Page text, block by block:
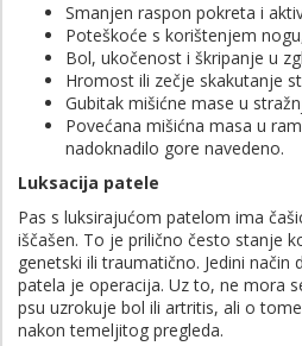
Smanjen raspon pokreta i
Poteškoće s korištenjem
Bol, ukočenost i škripanje u
Hromost ili zečje skakutanje
Gubitak mišićne mase u
Povećana mišićna masa u
nadoknadilo gore navedeno.
Luksacija patele
Pas s luksirajućom patelom ima
iščašen. To je prilično često stanje
genetski ili traumatično. Jedini način
patela je operacija. Uz to, ne mora
psu uzrokuje bol ili artritis, ali o
nakon temeljitog pregleda.